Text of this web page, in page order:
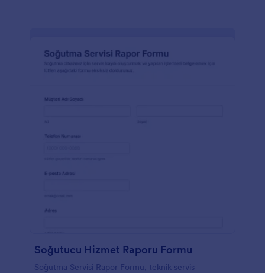
Soğutucu Hizmet Raporu Formu
Soğutma Servisi Rapor Formu, teknik servis